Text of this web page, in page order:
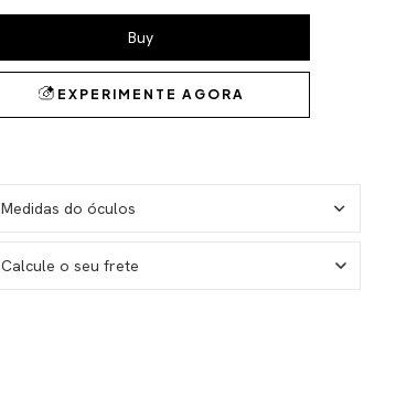
Medidas do óculos
Calcule o seu frete